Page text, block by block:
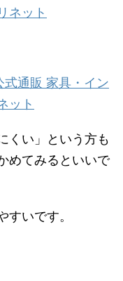
ネット
通販 家具・イン
ット
くい」という方も
めてみるといいで
いです。